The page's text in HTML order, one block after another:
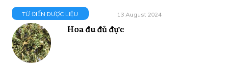
TỪ ĐIỂN DƯỢC LIỆU 13 August 2024
Hoa đu đủ đực